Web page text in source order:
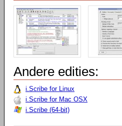
Andere edities:
i.Scribe for Linux
i.Scribe for Mac OSX
i.Scribe (64-bit)